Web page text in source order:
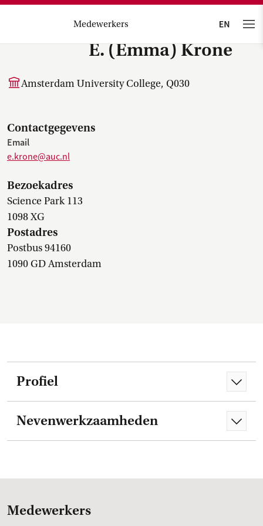
Medewerkers
E. (Emma) Krone
Amsterdam University College, Q030
Contactgegevens
Email
e.krone@auc.nl
Bezoekadres
Science Park 113
1098 XG
Postadres
Postbus 94160
1090 GD Amsterdam
Profiel
Nevenwerkzaamheden
Medewerkers